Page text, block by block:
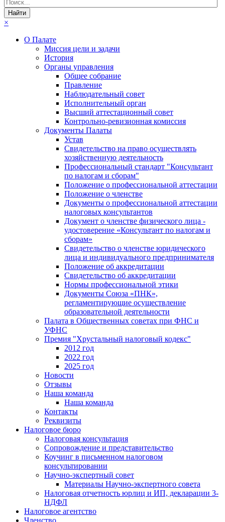
×
О Палате
Миссия цели и задачи
История
Органы управления
Общее собрание
Правление
Наблюдательный совет
Исполнительный орган
Высший аттестационный совет
Контрольно-ревизионная комиссия
Документы Палаты
Устав
Свидетельство на право осуществлять
хозяйственную деятельность
Профессиональный стандарт "Консультант
по налогам и сборам"
Положение о профессиональной аттестации
Положение о членстве
Документы о профессиональной аттестации
налоговых консультантов
Документ о членстве физического лица -
удостоверение «Консультант по налогам и
сборам»
Свидетельство о членстве юридического
лица и индивидуального предпринимателя
Положение об аккредитации
Свидетельство об аккредитации
Нормы профессиональной этики
Документы Союза «ПНК»,
регламентирующие осуществление
образовательной деятельности
Палата в Общественных советах при ФНС и
УФНС
Премия "Хрустальный налоговый кодекс"
2012 год
2022 год
2025 год
Новости
Отзывы
Наша команда
Наша команда
Контакты
Реквизиты
Налоговое бюро
Налоговая консультация
Cопровождение и представительство
Коучинг в письменном налоговом
консультировании
Научно-экспертный совет
Материалы Научно-экспертного совета
Налоговая отчетность юрлиц и ИП, декларации 3-
НДФЛ
Налоговое агентство
Членство